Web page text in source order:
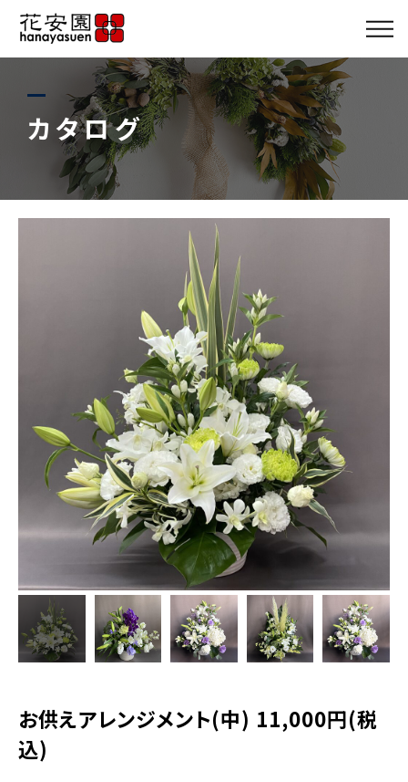
カタログ
お供えアレンジメント(中) 11,000円(税
込)
店舗・スタッフ
商品メニュー
カタログ
サービス
ギャラリー
ブログ
アクセス
LINEで相談
06-6531-0087
営業時間 月～金曜 8:00～18:30 / 土曜 8:00～18:00
定休日：日曜
お申し込み・ご注文